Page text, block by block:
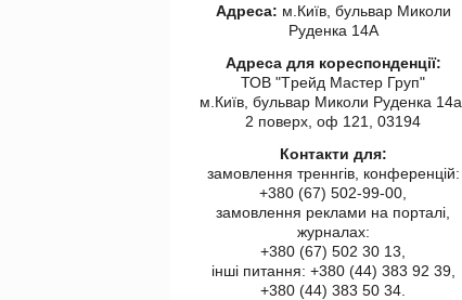
Адреса: м.Київ, бульвар Миколи
Руденка 14А
Адреса для кореспонденції:
ТОВ "Tрейд Мастер Груп"
м.Київ, бульвар Миколи Руденка 14а,
2 поверх, оф 121, 03194
Контакти для:
замовлення треннгів, конференцій:
+380 (67) 502-99-00,
замовлення реклами на порталі,
журналах:
+380 (67) 502 30 13,
інші питання: +380 (44) 383 92 39,
+380 (44) 383 50 34.